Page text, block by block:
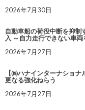
2026年7月30日
自動車船の荷役中断を抑制
入 ～自力走行できない車
2026年7月27日
【㈱ハナインターナショ
更なる強化ねらう
2026年7月27日